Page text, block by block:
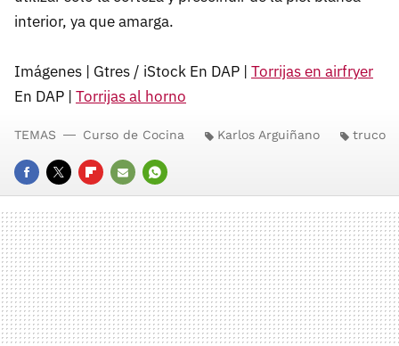
interior, ya que amarga.
Imágenes | Gtres / iStock En DAP | Torrijas en airfryer
En DAP | Torrijas al horno
FACEBOOK
TWITTERFLIPBOARD
E-
MAIL
WHATSAPP
TEMAS Curso de Cocina Karlos Arguiñano truco